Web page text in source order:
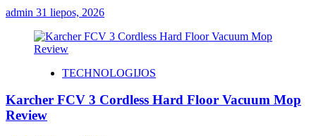
admin 31 liepos, 2026
TECHNOLOGIJOS
Karcher FCV 3 Cordless Hard Floor Vacuum Mop
Review